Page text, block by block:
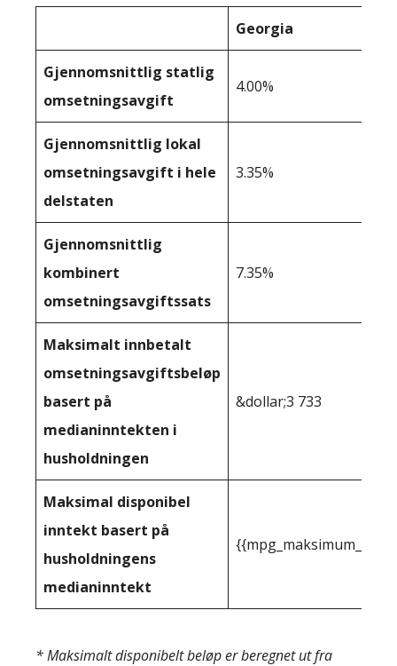
Georgia
Gjennomsnittlig statlig
omsetningsavgift
4.00%
Gjennomsnittlig lokal
omsetningsavgift i hele
delstaten
3.35%
Gjennomsnittlig
kombinert
omsetningsavgiftssats
7.35%
Maksimalt innbetalt
omsetningsavgiftsbeløp
basert på
medianinntekten i
husholdningen
&dollar;3 733
Maksimal disponibel
inntekt basert på
husholdningens
medianinntekt
* Maksimalt disponibelt beløp er beregnet ut fra